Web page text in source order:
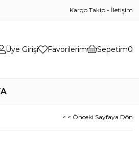
Kargo Takip - İletişim
Üye Girişi Favorilerim Sepetim0
< < Önceki Sayfaya Dön